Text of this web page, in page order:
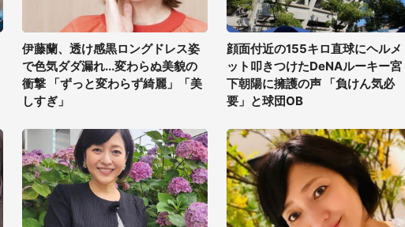
伊藤蘭、透け感黒ロングドレス姿
で色気ダダ漏れ...変わらぬ美貌の
衝撃 「ずっと変わらず綺麗」「美
しすぎ」
顔面付近の155キロ直球にヘルメ
ット叩きつけたDeNAルーキー宮
下朝陽に擁護の声 「負けん気必
要」と球団OB